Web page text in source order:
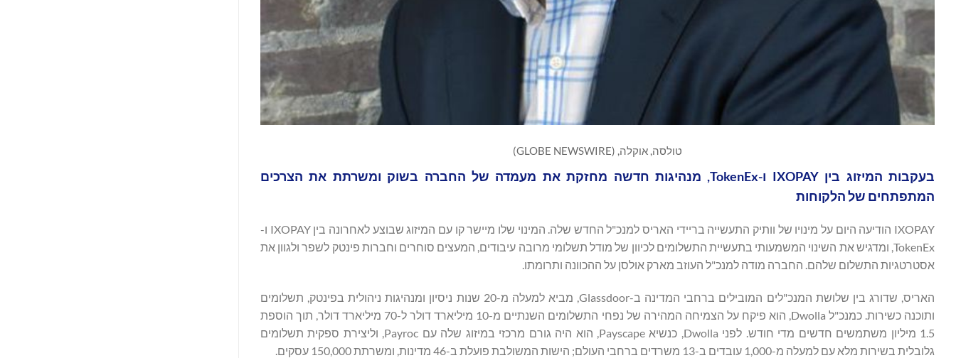
טולסה, אוקלה, (GLOBE NEWSWIRE)
בעקבות המיזוג בין IXOPAY ו-TokenEx, מנהיגות חדשה מחזקת את מעמדה של החברה בשוק ומשרתת את הצרכים
המתפתחים של הלקוחות
IXOPAY הודיעה היום על מינויו של וותיק התעשייה בריידי האריס למנכ"ל החדש שלה. המינוי שלו מיישר קו עם המיזוג שבוצע לאחרונה בין IXOPAY ו-
TokenEx, ומדגיש את השינוי המשמעותי בתעשיית התשלומים לכיוון של מודל תשלומי מרובה עיבודים, המעצים סוחרים וחברות פינטק לשפר ולגוון את
אסטרטגיות התשלום שלהם. החברה מודה למנכ"ל העוזב מארק אולסן על ההכוונה ותרומתו.
האריס, שדורג בין שלושת המנכ"לים המובילים ברחבי המדינה ב-Glassdoor, מביא למעלה מ-20 שנות ניסיון ומנהיגות ניהולית בפינטק, תשלומים
ותוכנה כשירות. כמנכ"ל Dwolla, הוא פיקח על הצמיחה המהירה של נפחי התשלומים השנתיים מ-10 מיליארד דולר ל-70 מיליארד דולר, תוך הוספת
1.5 מיליון משתמשים חדשים מדי חודש. לפני Dwolla, כנשיא Payscape, הוא היה גורם מרכזי במיזוג שלה עם Payroc, וליצירת ספקית תשלומים
גלובלית בשירות מלא עם למעלה מ-1,000 עובדים ב-13 משרדים ברחבי העולם; הישות המשולבת פועלת ב-46 מדינות, ומשרתת 150,000 עסקים.